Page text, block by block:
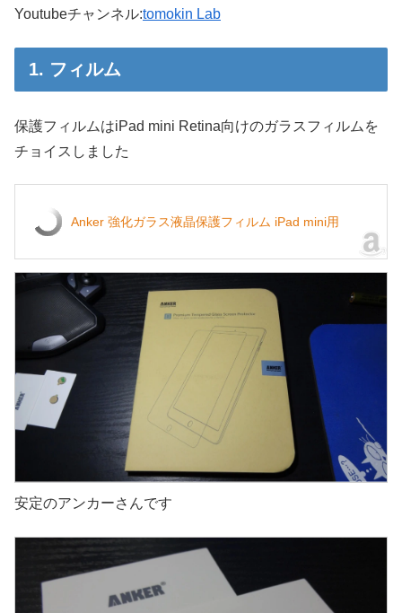
Youtubeチャンネル:tomokin Lab
1. フィルム
保護フィルムはiPad mini Retina向けのガラスフィルムを
チョイスしました
Anker 強化ガラス液晶保護フィルム iPad mini用
安定のアンカーさんです